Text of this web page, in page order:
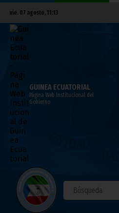
vie. 07 agosto, 11:13
GUINEA ECUATORIAL
Página Web Institucional del
Gobierno
Resumen de las
Obiang Nguema
visita a Ghana
septiembre 14, 2010
Noticias Presidencia